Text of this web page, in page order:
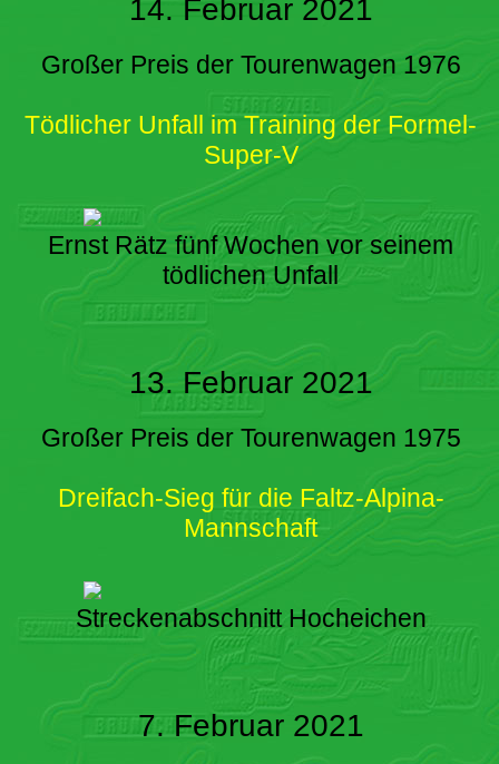
14. Februar 2021
Großer Preis der Tourenwagen 1976
Tödlicher Unfall im Training der Formel-
Super-V
Ernst Rätz fünf Wochen vor seinem
tödlichen Unfall
13. Februar 2021
Großer Preis der Tourenwagen 1975
Dreifach-Sieg für die Faltz-Alpina-
Mannschaft
Streckenabschnitt Hocheichen
7. Februar 2021